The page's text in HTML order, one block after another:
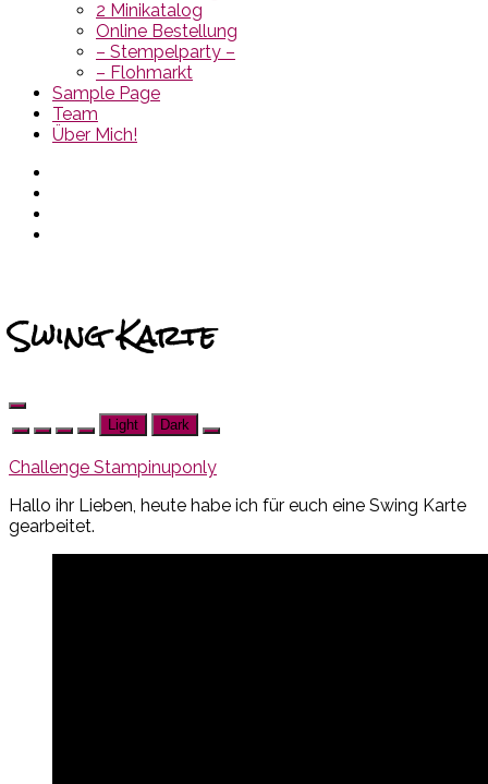
2 Minikatalog
Online Bestellung
– Stempelparty –
– Flohmarkt
Sample Page
Team
Über Mich!
Swing Karte
Light Dark
Challenge Stampinuponly
Hallo ihr Lieben, heute habe ich für euch eine Swing Karte
gearbeitet.